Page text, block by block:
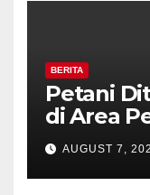
BERITA
Petani
di Area
Polisi
Tanda
AUGUST 7,